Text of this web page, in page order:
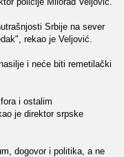
Srbije na sever
rekao je Veljović.
i neće biti remetilački
i ostalim
je direktor srpske
dogovor i politika, a ne